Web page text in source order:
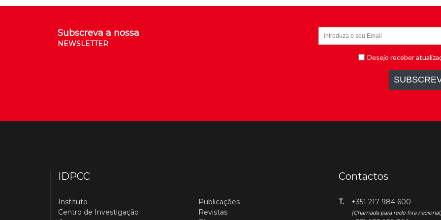
Subscreva a nossa
NEWSLETTER
IDPCC
Instituto
Centro de Investigação
Publicações
Revistas
Contactos
T. +351 217 984 600
(Chamada para rede fixa